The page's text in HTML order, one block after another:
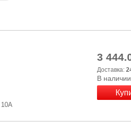
10А
3
Доставка:
В